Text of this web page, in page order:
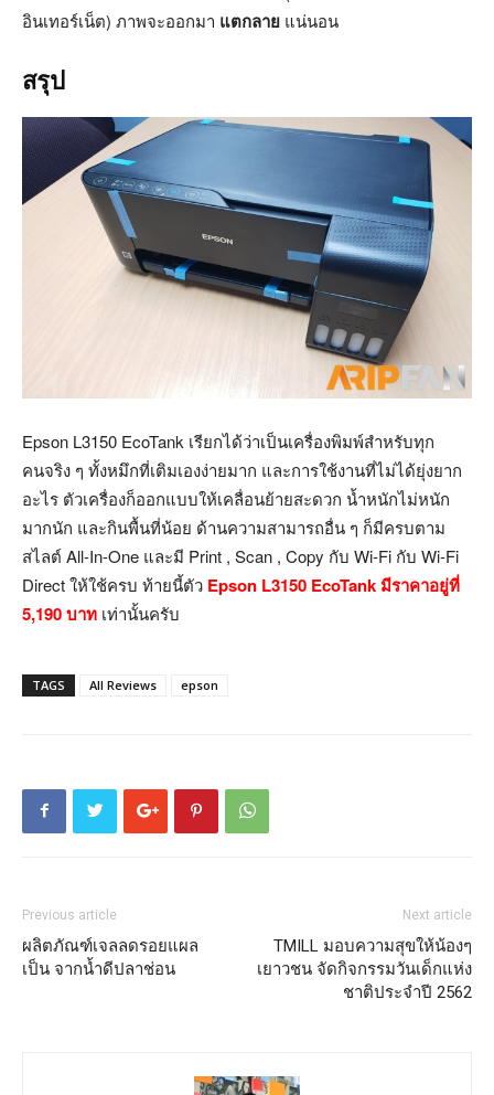
อินเทอร์เน็ต) ภาพจะออกมา แตกลาย แน่นอน
สรุป
Epson L3150 EcoTank เรียกได้ว่าเป็นเครื่องพิมพ์สำหรับทุก
คนจริง ๆ ทั้งหมึกที่เติมเองง่ายมาก และการใช้งานที่ไม่ได้ยุ่งยาก
อะไร ตัวเครื่องก็ออกแบบให้เคลื่อนย้ายสะดวก น้ำหนักไม่หนัก
มากนัก และกินพื้นที่น้อย ด้านความสามารถอื่น ๆ ก็มีครบตาม
สไลต์ All-In-One และมี Print , Scan , Copy กับ Wi-Fi กับ Wi-Fi
Direct ให้ใช้ครบ ท้ายนี้ตัว Epson L3150 EcoTank มีราคาอยู่ที่
5,190 บาท เท่านั้นครับ
TAGS All Reviews epson
Previous article
ผลิตภัณฑ์เจลลดรอยแผล
เป็น จากน้ำดีปลาช่อน
Next article
TMILL มอบความสุขให้น้องๆ
เยาวชน จัดกิจกรรมวันเด็กแห่ง
ชาติประจำปี 2562